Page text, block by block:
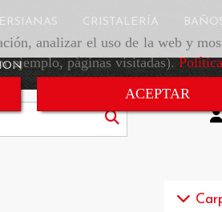
analizar el uso de la web y
ejemplo, páginas visitadas).
ACEPTAR
CRISTALERÍA